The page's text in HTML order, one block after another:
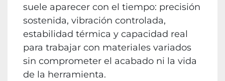
suele aparecer con el tiempo: precisión
sostenida, vibración controlada,
estabilidad térmica y capacidad real
para trabajar con materiales variados
sin comprometer el acabado ni la vida
de la herramienta.